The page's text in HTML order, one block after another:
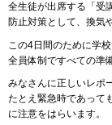
全生徒が出席する「受
防止対策として、換気
この4日間のために学
全員体制ですべての準
みなさんに正しいレポ
たとえ緊急時であって
に注意をはらいます。